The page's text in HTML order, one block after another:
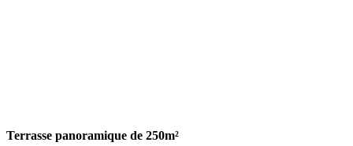
Terrasse panoramique de 250m²